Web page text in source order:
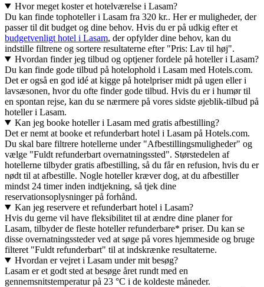
Hvor meget koster et hotelværelse i Lasam?
Du kan finde tophoteller i Lasam fra 320 kr.. Her er muligheder, der
passer til dit budget og dine behov. Hvis du er på udkig efter et
budgetvenligt hotel i Lasam, der opfylder dine behov, kan du
indstille filtrene og sortere resultaterne efter "Pris: Lav til høj".
Hvordan finder jeg tilbud og optjener fordele på hoteller i Lasam?
Du kan finde gode tilbud på hotelophold i Lasam med Hotels.com.
Det er også en god idé at kigge på hotelpriser midt på ugen eller i
lavsæsonen, hvor du ofte finder gode tilbud. Hvis du er i humør til
en spontan rejse, kan du se nærmere på vores sidste øjeblik-tilbud på
hoteller i Lasam.
Kan jeg booke hoteller i Lasam med gratis afbestilling?
Det er nemt at booke et refunderbart hotel i Lasam på Hotels.com.
Du skal bare filtrere hotellerne under "Afbestillingsmuligheder" og
vælge "Fuldt refunderbart overnatningssted". Størstedelen af
hotellerne tilbyder gratis afbestilling, så du får en refusion, hvis du er
nødt til at afbestille. Nogle hoteller kræver dog, at du afbestiller
mindst 24 timer inden indtjekning, så tjek dine
reservationsoplysninger på forhånd.
Kan jeg reservere et refunderbart hotel i Lasam?
Hvis du gerne vil have fleksibilitet til at ændre dine planer for
Lasam, tilbyder de fleste hoteller refunderbare* priser. Du kan se
disse overnatningssteder ved at søge på vores hjemmeside og bruge
filteret "Fuldt refunderbart" til at indskrænke resultaterne.
Hvordan er vejret i Lasam under mit besøg?
Lasam er et godt sted at besøge året rundt med en
gennemsnitstemperatur på 23 °C i de koldeste måneder.